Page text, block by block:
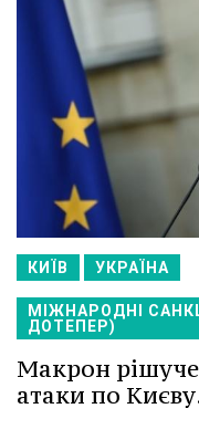
КИЇВ УКРАЇНА
МІЖНАРОДНІ
ДОТЕПЕР)
Макрон рішуче
атаки по